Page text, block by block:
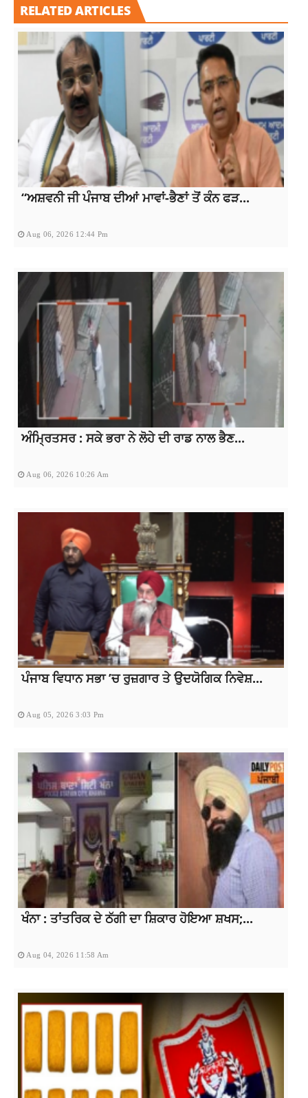
RELATED ARTICLES
“ਅਸ਼ਵਨੀ ਜੀ ਪੰਜਾਬ ਦੀਆਂ ਮਾਵਾਂ-ਭੈਣਾਂ ਤੋਂ ਕੰਨ ਫੜ...
Aug 06, 2026 12:44 Pm
ਅੰਮ੍ਰਿਤਸਰ : ਸਕੇ ਭਰਾ ਨੇ ਲੋਹੇ ਦੀ ਰਾਡ ਨਾਲ ਭੈਣ...
Aug 06, 2026 10:26 Am
ਪੰਜਾਬ ਵਿਧਾਨ ਸਭਾ ’ਚ ਰੁਜ਼ਗਾਰ ਤੇ ਉਦਯੋਗਿਕ ਨਿਵੇਸ਼...
Aug 05, 2026 3:03 Pm
ਖੰਨਾ : ਤਾਂਤਰਿਕ ਦੇ ਠੱਗੀ ਦਾ ਸ਼ਿਕਾਰ ਹੋਇਆ ਸ਼ਖਸ;...
Aug 04, 2026 11:58 Am